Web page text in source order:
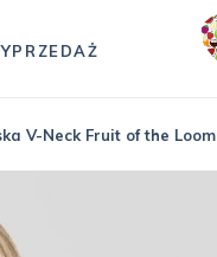
V-Neck Fruit of the Loom